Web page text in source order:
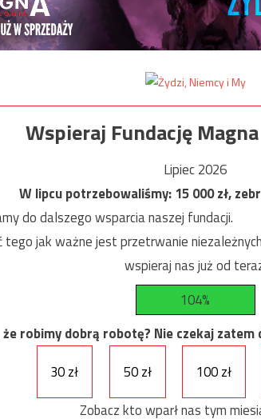
Wspieraj Fundację
Lipiec 2026
W lipcu potrzebowaliśmy:15 000zł,
do dalszego wsparcia naszej fundacji.
jak ważne jest przetrwanie
wspieraj nas już od
104%
że robimy dobrą robotę? Nie czekaj
30 zł
50 zł 100 zł
Zobacz kto wparł nas tym